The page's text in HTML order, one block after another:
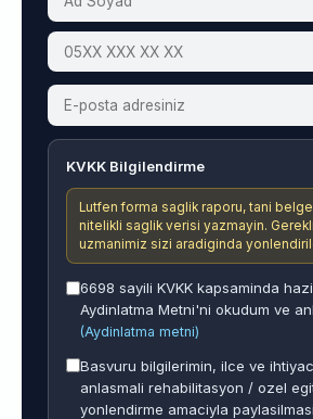
KVKK Bilgilendirme
Lutfen forma saglik raporu, tani
nitelikli saglik verisi yazmayin.
uzmanimiz sizi aradiginda
6698 sayili KVKK kapsaminda
Aydinlatma Metni'ni okudum ve
(Aydinlatma metni)
Basvuru bilgilerimin, ilce ve
anlasmali rehabilitasyon / ozel
yonlendirme amaciyla